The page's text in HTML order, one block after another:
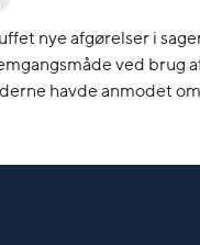
nye afgørelser i
ved brug
havde anmodet